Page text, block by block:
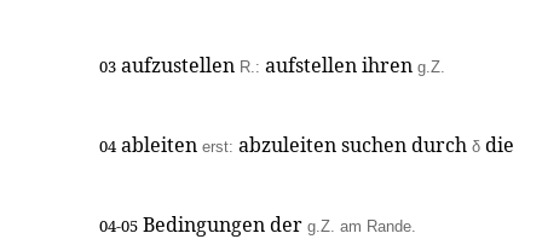
03 aufzustellen R.: aufstellen ihren g.Z.
04 ableiten erst: abzuleiten suchen durch δ die
04-05 Bedingungen der g.Z. am Rande.